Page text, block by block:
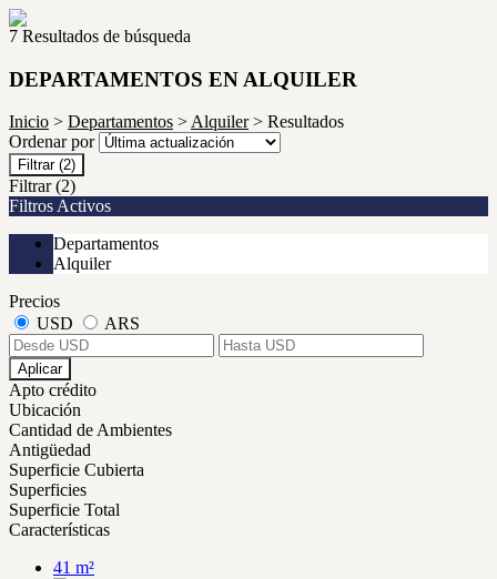
7 Resultados de búsqueda
DEPARTAMENTOS EN ALQUILER
Inicio > Departamentos >Alquiler> Resultados
Ordenar por
Filtrar (2)
Filtrar (2)
Filtros Activos
Departamentos
Alquiler
Precios
USD
ARS
Aplicar
Apto crédito
Ubicación
Cantidad de Ambientes
Antigüedad
Superficie Cubierta
Superficies
Superficie Total
Características
41 m²